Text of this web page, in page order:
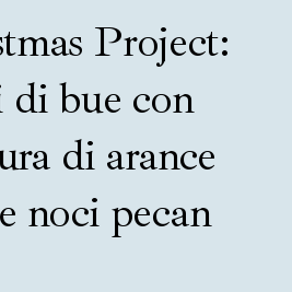
Project:
di bue con
di arance
noci pecan